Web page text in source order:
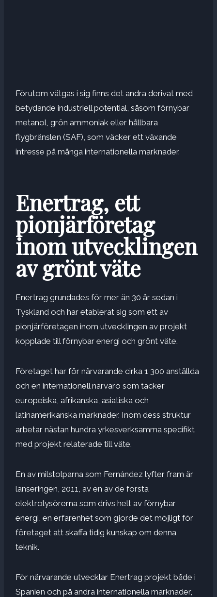
Förutom vätgas i sig finns det andra derivat med
betydande industriell potential, såsom förnybar
metanol, grön ammoniak eller hållbara
flygbränslen (SAF), som väcker ett växande
intresse på många internationella marknader.
Enertrag, ett
pionjärföretag
inom utvecklingen
av grönt väte
Enertrag grundades för mer än 30 år sedan i
Tyskland och har etablerat sig som ett av
pionjärföretagen inom utvecklingen av projekt
kopplade till förnybar energi och grönt väte.
Företaget har för närvarande cirka 1 300 anställda
och en internationell närvaro som täcker
europeiska, afrikanska, asiatiska och
latinamerikanska marknader. Inom dess struktur
arbetar nästan hundra yrkesverksamma specifikt
med projekt relaterade till väte.
En av milstolparna som Fernández lyfter fram är
lanseringen, 2011, av en av de första
elektrolysörerna som drivs helt av förnybar
energi, en erfarenhet som gjorde det möjligt för
företaget att skaffa tidig kunskap om denna
teknik.
För närvarande utvecklar Enertrag projekt både i
Spanien och på andra internationella marknader,